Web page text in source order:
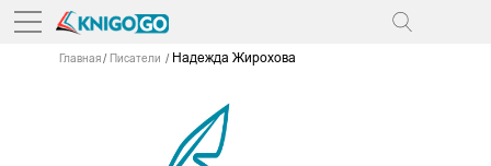
Главная Писатели Надежда Жирохова